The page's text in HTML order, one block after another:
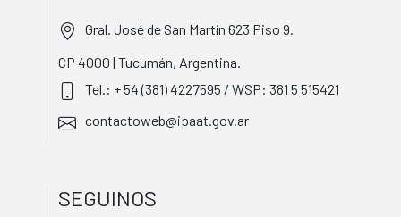
Gral. José de San Martín 623 Piso 9.
CP 4000 | Tucumán, Argentina.
Tel.: + 54 (381) 4227595 / WSP: 381 5 515421
contactoweb@ipaat.gov.ar
SEGUINOS